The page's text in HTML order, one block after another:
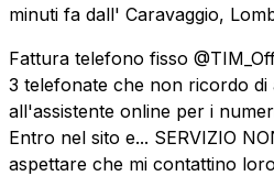
minuti fa dall' Caravaggio,
Fattura telefono fisso
3 telefonate che non ricordo di
all'assistente online per i
Entro nel sito e... SERVIZIO
aspettare che mi contattino